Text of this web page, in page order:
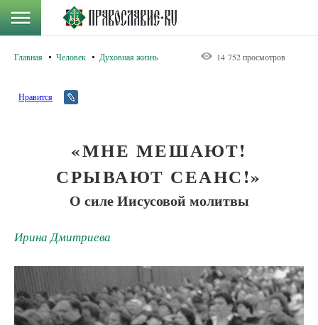
Главная Человек Духовная жизнь 14 752 просмотров
Нравится
«МНЕ МЕШАЮТ!
СРЫВАЮТ СЕАНС!»
О силе Иисусовой молитвы
Ирина Дмитриева